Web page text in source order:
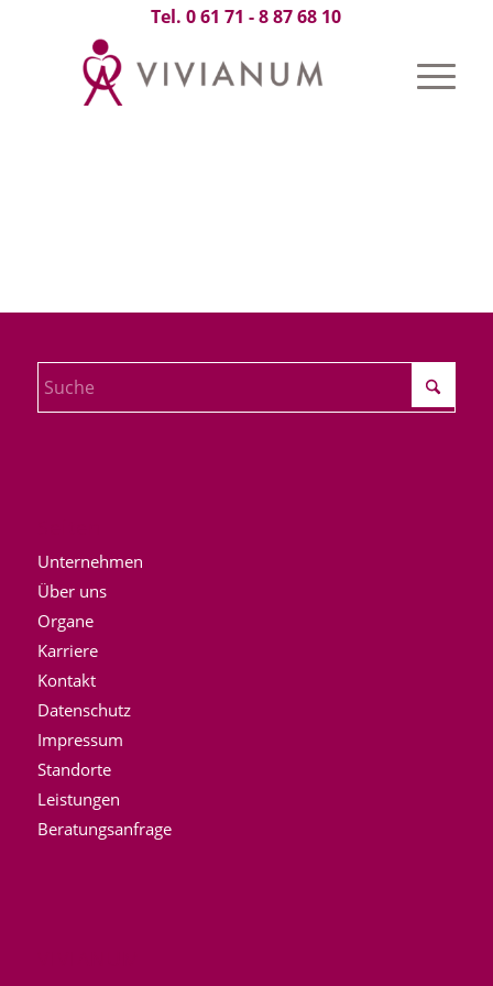
Tel. 0 61 71 - 8 87 68 10
Unternehmen
Über uns
Organe
Karriere
Kontakt
Datenschutz
Impressum
Standorte
Leistungen
Beratungsanfrage